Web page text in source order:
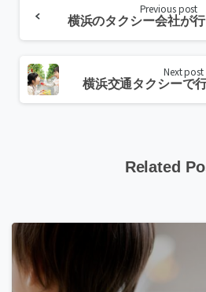
Reading
Previous post
Next post
Related